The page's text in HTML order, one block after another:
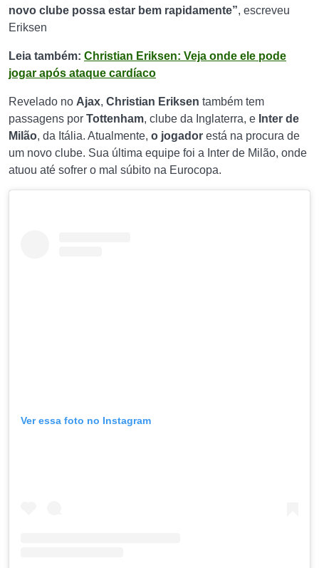
novo clube possa estar bem rapidamente”, escreveu
Eriksen
Leia também: Christian Eriksen: Veja onde ele pode
jogar após ataque cardíaco
Revelado no Ajax, Christian Eriksen também tem
passagens por Tottenham, clube da Inglaterra, e Inter de
Milão, da Itália. Atualmente, o jogador está na procura de
um novo clube. Sua última equipe foi a Inter de Milão, onde
atuou até sofrer o mal súbito na Eurocopa.
Ver essa foto no Instagram